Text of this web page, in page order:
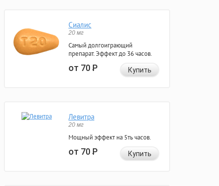
Сиалис
20 мг
Самый долгоиграющий
препарат. Эффект до 36 часов.
от 70Р Купить
Левитра
20 мг
Мощный эффект на 5ть часов.
от 70Р Купить